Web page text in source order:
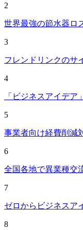
2
世界最強の節水器ロ
3
フレンドリンクのサ
4
「ビジネスアイデア
5
事業者向け経費削減
6
全国各地で異業種交
7
ゼロからビジネスア
8